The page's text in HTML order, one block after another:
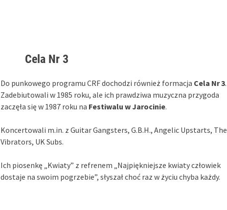
Cela Nr 3
Do punkowego programu CRF dochodzi również formacja Cela Nr 3.
Zadebiutowali w 1985 roku, ale ich prawdziwa muzyczna przygoda
zaczęła się w 1987 roku na Festiwalu w Jarocinie.
Koncertowali m.in. z Guitar Gangsters, G.B.H., Angelic Upstarts, The
Vibrators, UK Subs.
Ich piosenkę „Kwiaty” z refrenem „Najpiękniejsze kwiaty człowiek
dostaje na swoim pogrzebie”, słyszał choć raz w życiu chyba każdy.